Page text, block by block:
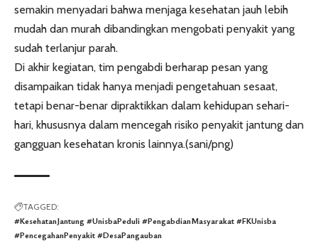
semakin menyadari bahwa menjaga kesehatan jauh lebih
mudah dan murah dibandingkan mengobati penyakit yang
sudah terlanjur parah.
Di akhir kegiatan, tim pengabdi berharap pesan yang
disampaikan tidak hanya menjadi pengetahuan sesaat,
tetapi benar-benar dipraktikkan dalam kehidupan sehari-
hari, khususnya dalam mencegah risiko penyakit jantung dan
gangguan kesehatan kronis lainnya.(sani/png)
TAGGED:
#KesehatanJantung #UnisbaPeduli #PengabdianMasyarakat #FKUnisba
#PencegahanPenyakit #DesaPangauban